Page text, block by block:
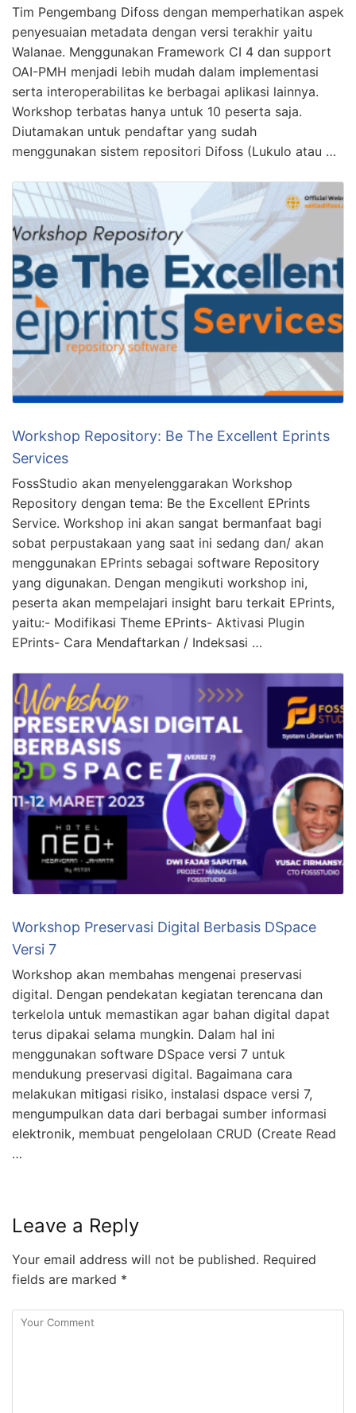
Tim Pengembang Difoss dengan memperhatikan aspek
penyesuaian metadata dengan versi terakhir yaitu
Walanae. Menggunakan Framework CI 4 dan support
OAI-PMH menjadi lebih mudah dalam implementasi
serta interoperabilitas ke berbagai aplikasi lainnya.
Workshop terbatas hanya untuk 10 peserta saja.
Diutamakan untuk pendaftar yang sudah
menggunakan sistem repositori Difoss (Lukulo atau …
Workshop Repository: Be The Excellent Eprints
Services
FossStudio akan menyelenggarakan Workshop
Repository dengan tema: Be the Excellent EPrints
Service. Workshop ini akan sangat bermanfaat bagi
sobat perpustakaan yang saat ini sedang dan/ akan
menggunakan EPrints sebagai software Repository
yang digunakan. Dengan mengikuti workshop ini,
peserta akan mempelajari insight baru terkait EPrints,
yaitu:- Modifikasi Theme EPrints- Aktivasi Plugin
EPrints- Cara Mendaftarkan / Indeksasi …
Workshop Preservasi Digital Berbasis DSpace
Versi 7
Workshop akan membahas mengenai preservasi
digital. Dengan pendekatan kegiatan terencana dan
terkelola untuk memastikan agar bahan digital dapat
terus dipakai selama mungkin. Dalam hal ini
menggunakan software DSpace versi 7 untuk
mendukung preservasi digital. Bagaimana cara
melakukan mitigasi risiko, instalasi dspace versi 7,
mengumpulkan data dari berbagai sumber informasi
elektronik, membuat pengelolaan CRUD (Create Read
…
Leave a Reply
Your email address will not be published. Required
fields are marked *